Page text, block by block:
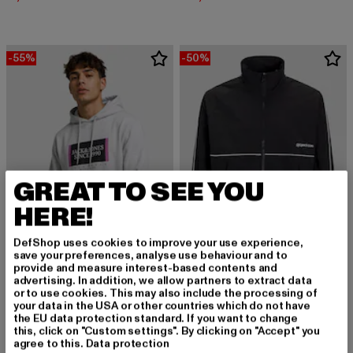
-55%
JACK AND JONES
Lafayette Branding
24,75 EUR
Derzeitiger Preis: 24,75 EUR
54,99 EURAktionspreis: 54,99 EUR
-50%
JACK AND JONES
Union Track
30,00 EUR
Derzeitiger Preis: 30,00 EUR
59,99 EUR Aktionspreis:
GREAT TO SEE YOU
HERE!
DefShop uses cookies to improve your use experience,
save your preferences, analyse use behaviour and to
provide and measure interest-based contents and
advertising. In addition, we allow partners to extract data
or to use cookies. This may also include the processing of
your data in the USA or other countries which do not have
the EU data protection standard. If you want to change
this, click on "Custom settings". By clicking on "Accept" you
agree to this. Data protection